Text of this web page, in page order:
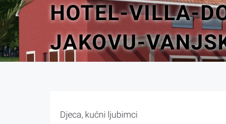
HOTEL-VILLA-
JAKOVU-
Djeca, kućni ljubimci